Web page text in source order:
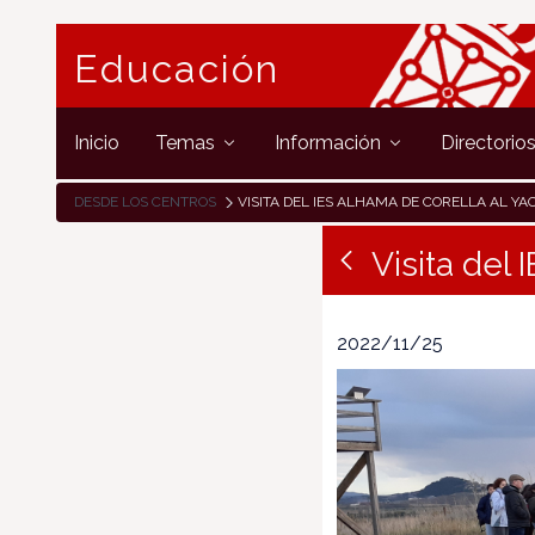
Educación
Inicio Temas Información
DESDE LOS CENTROS VISITA DEL IES ALHAMA DE CORELLA AL YACIMIENTO DE
Visita del
2022/11/25